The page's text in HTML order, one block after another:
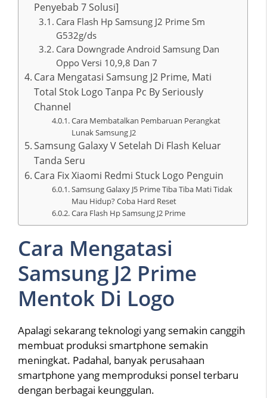
Penyebab 7 Solusi]
Cara Flash Hp Samsung J2 Prime Sm
G532g/ds
Cara Downgrade Android Samsung Dan
Oppo Versi 10,9,8 Dan 7
Cara Mengatasi Samsung J2 Prime, Mati
Total Stok Logo Tanpa Pc By Seriously
Channel
Cara Membatalkan Pembaruan Perangkat
Lunak Samsung J2
Samsung Galaxy V Setelah Di Flash Keluar
Tanda Seru
Cara Fix Xiaomi Redmi Stuck Logo Penguin
Samsung Galaxy J5 Prime Tiba Tiba Mati Tidak
Mau Hidup? Coba Hard Reset
Cara Flash Hp Samsung J2 Prime
Cara Mengatasi
Samsung J2 Prime
Mentok Di Logo
Apalagi sekarang teknologi yang semakin canggih
membuat produksi smartphone semakin
meningkat. Padahal, banyak perusahaan
smartphone yang memproduksi ponsel terbaru
dengan berbagai keunggulan.